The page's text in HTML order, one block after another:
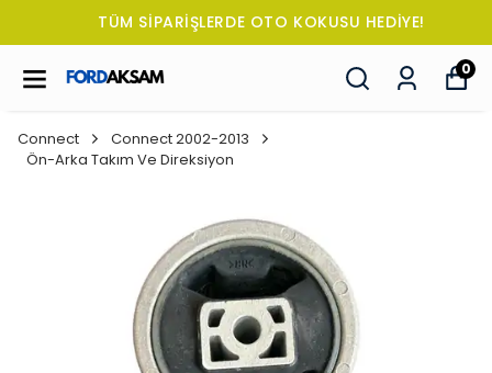
TÜM SİPARİŞLERDE OTO KOKUSU HEDİYE!
0
Connect
Connect 2002-2013
Ön-Arka Takım Ve Direksiyon